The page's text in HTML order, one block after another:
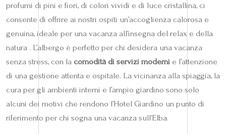
profumi di pini e fiori, di colori vividi e di luce cristallina, ci
consente di offrire ai nostri ospiti un’accoglienza calorosa e
genuina, ideale per una vacanza all’insegna del relax e della
natura . L’albergo è perfetto per chi desidera una vacanza
senza stress, con la comodità di servizi moderni e l’attenzione
di una gestione attenta e ospitale. La vicinanza alla spiaggia, la
cura per gli ambienti interni e l’ampio giardino sono solo
alcuni dei motivi che rendono l’Hotel Giardino un punto di
riferimento per chi sogna una vacanza sull’Elba.